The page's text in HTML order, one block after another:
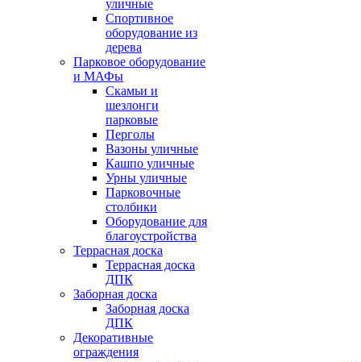
уличные
Спортивное
оборудование из
дерева
Парковое оборудование
и МАФы
Скамьи и
шезлонги
парковые
Перголы
Вазоны уличные
Кашпо уличные
Урны уличные
Парковочные
столбики
Оборудование для
благоустройства
Террасная доска
Террасная доска
ДПК
Заборная доска
Заборная доска
ДПК
Декоративные
ограждения